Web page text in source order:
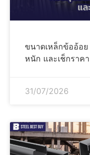
ขนาดเหล็กข้ออ้อ
หนัก และเช็กราค
31/07/2026